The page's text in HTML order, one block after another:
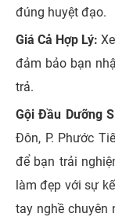
đúng huyệt đạo.
Giá Cả Hợp Lý:
đảm bảo bạn
trả.
Gội Đầu Dưỡng
Đôn, P. Phước
để bạn trải
làm đẹp với sự
tay nghề chuyên